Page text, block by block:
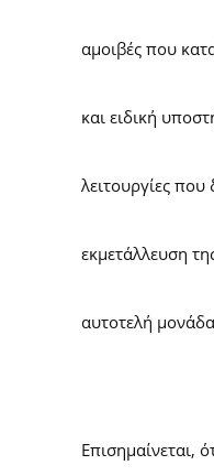
αμοιβές που
και ειδική
λειτουργίες
εκμετάλλευση
αυτοτελή
Επισημαίνεται,